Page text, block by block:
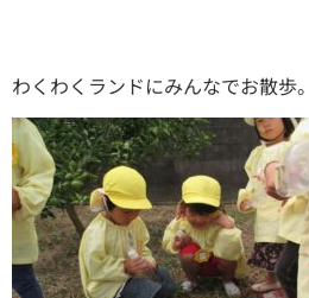
わくわくランドにみんなでお散歩